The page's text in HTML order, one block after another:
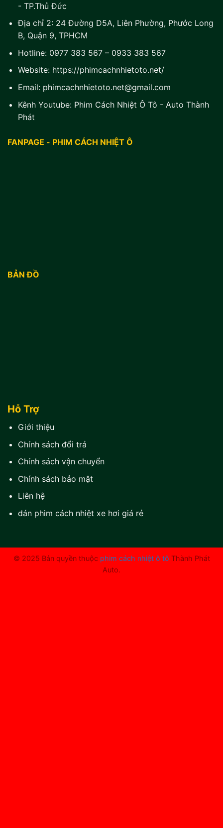
- TP.Thủ Đức
Địa chỉ 2: 24 Đường D5A, Liên Phường, Phước Long
B, Quận 9, TPHCM
Hotline: 0977 383 567– 0933 383 567
Website: https://phimcachnhietoto.net/
Email: phimcachnhietoto.net@gmail.com
Kênh Youtube: Phim Cách Nhiệt Ô Tô - Auto Thành
Phát
FANPAGE - PHIM CÁCH NHIỆT Ô
BẢN ĐỒ
Hỗ Trợ
Giới thiệu
Chính sách đổi trả
Chính sách vận chuyển
Chính sách bảo mật
Liên hệ
dán phim cách nhiệt xe hơi giá rẻ
© 2025 Bản quyền thuộc phim cách nhiệt ô tô Thành Phát
Auto.